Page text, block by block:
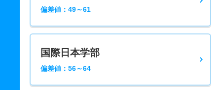
偏差値：49～61
国際日本学部
偏差値：56～64